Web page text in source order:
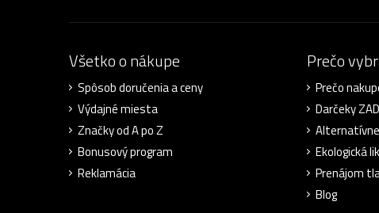
Všetko o nákupe
Spôsob doručenia a ceny
Výdajné miesta
Značky od A po Z
Bonusový program
Reklamácia
Prečo
Prečo
Darčeky
Ekologická
Prenájom
Blog